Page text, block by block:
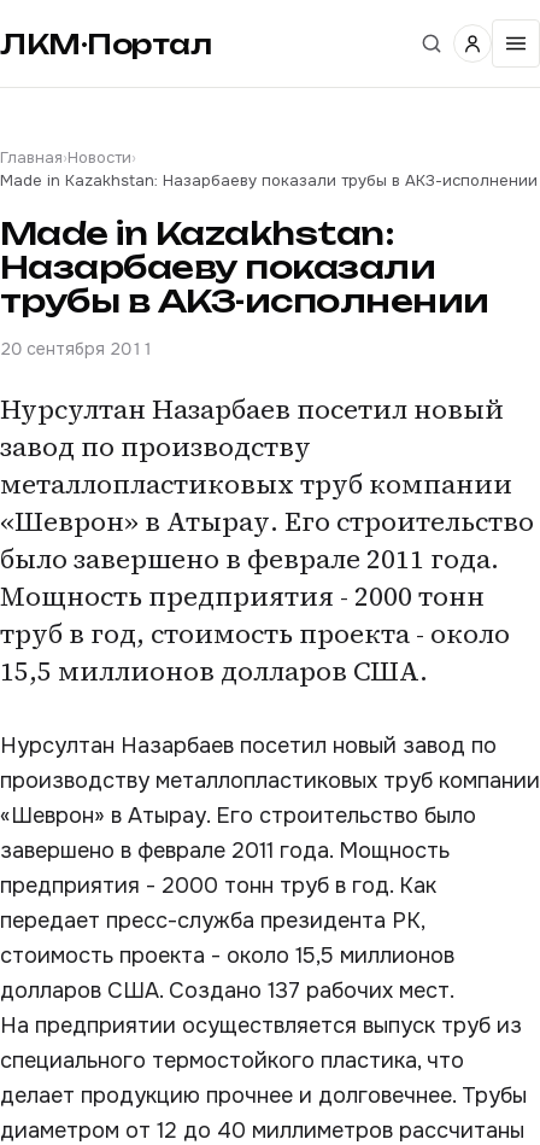
ЛКМ·Портал
Главная›Новости›
Made in Kazakhstan: Назарбаеву показали трубы в АКЗ-исполнении
Made in Kazakhstan:
Назарбаеву показали
трубы в АКЗ-исполнении
20 сентября 2011
Нурсултан Назарбаев посетил новый
завод по производству
металлопластиковых труб компании
«Шеврон» в Атырау. Его строительство
былo завершенo в феврале 2011 года.
Мощность предприятия - 2000 тонн
труб в год, стоимость проекта - около
15,5 миллионов долларов США.
Нурсултан Назарбаев посетил новый завод по
производству металлопластиковых труб компании
«Шеврон» в Атырау. Его строительство былo
завершенo в феврале 2011 года. Мощность
предприятия - 2000 тонн труб в год. Как
передает пресс-служба президента РК,
стоимость проекта - около 15,5 миллионов
долларов США. Создано 137 рабочих мест.
На предприятии осуществляется выпуск труб из
специального термостойкого пластика, что
делает продукцию прочнее и долговечнее. Трубы
диаметром от 12 до 40 миллиметров рассчитаны